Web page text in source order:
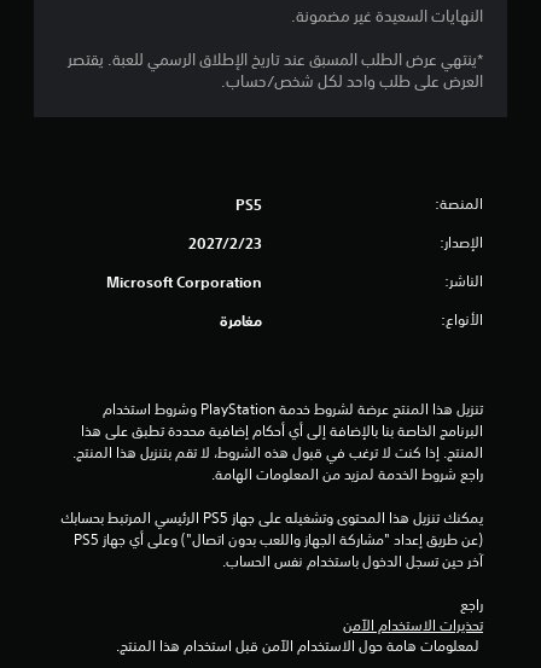
النهايات السعيدة غير مضمونة.
*ينتهي عرض الطلب المسبق عند تاريخ الإطلاق الرسمي للعبة. يقتصر
العرض على طلب واحد لكل شخص/حساب.
المنصة: PS5
الإصدار: 23‏/2‏/2027
الناشر: Microsoft Corporation
الأنواع: مغامرة
راجع شروط الخدمة لمزيد من المعلومات الهامة.
آخر حين تسجل الدخول باستخدام نفس الحساب.
راجع
تحذيرات الاستخدام الآمن